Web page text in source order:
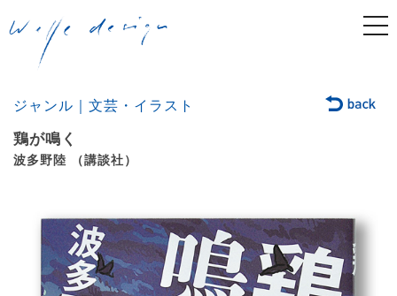
ジャンル｜文芸・イラスト
鶏が鳴く
波多野陸 （講談社）